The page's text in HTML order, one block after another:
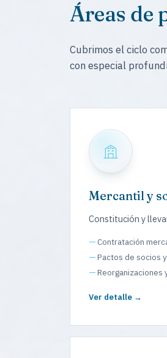
Áreas de
Cubrimos el ciclo
con especial
Mercantil y
Constitución y
Contratación
Pactos de socios
Reorganizaciones
Ver detalle →